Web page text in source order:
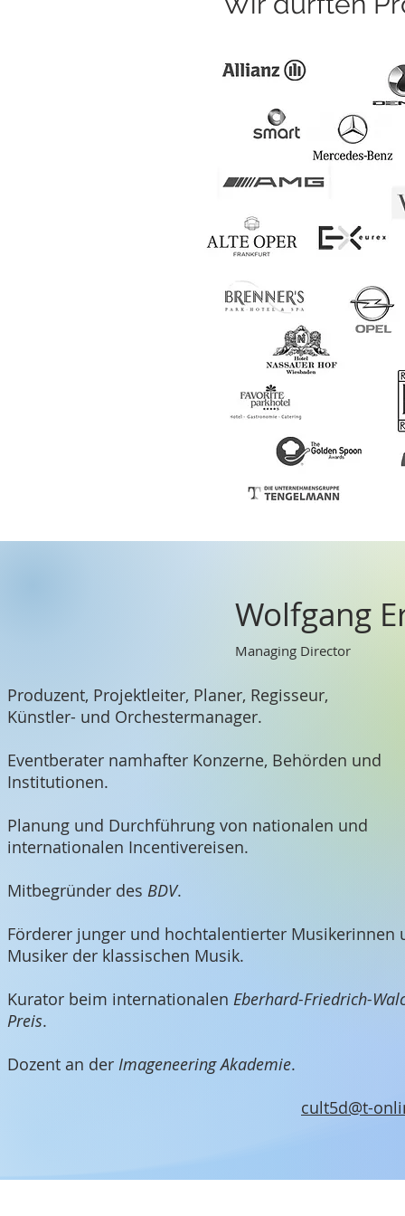
Produzent, Projektleiter, Planer, Regisseur,
Künstler- und Orchestermanager.
Eventberater namhafter Konzerne, Behörden und
Institutionen.
Planung und Durchführung von nationalen und
internationalen Incentivereisen.
Mitbegründer des BDV.
Förderer junger und hochtalentierter Musikerinnen
Musiker der klassischen Musik.
Kurator beim internationalen Eberhard-Friedrich-
Preis.
Dozent an der Imageneering Akademie.
cult5d@t-
Wolfgang
Managing Director